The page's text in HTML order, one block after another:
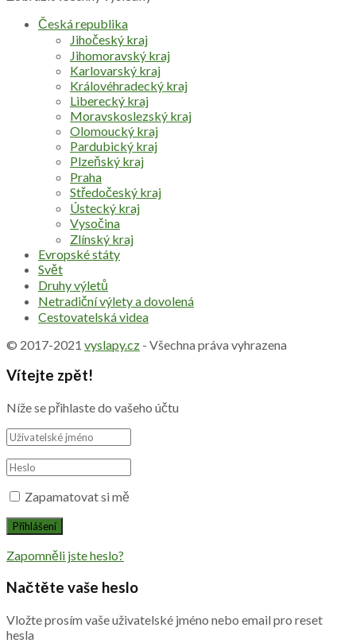
Česká republika
Jihočeský kraj
Jihomoravský kraj
Karlovarský kraj
Královéhradecký kraj
Liberecký kraj
Moravskoslezský kraj
Olomoucký kraj
Pardubický kraj
Plzeňský kraj
Praha
Středočeský kraj
Ústecký kraj
Vysočina
Zlínský kraj
Evropské státy
Svět
Druhy výletů
Netradiční výlety a dovolená
Cestovatelská videa
© 2017-2021 vyslapy.cz - Všechna práva vyhrazena
Vítejte zpět!
Níže se přihlaste do vašeho účtu
Zapamatovat si mě
Zapomněli jste heslo?
Načtěte vaše heslo
Vložte prosím vaše uživatelské jméno nebo email pro reset
hesla